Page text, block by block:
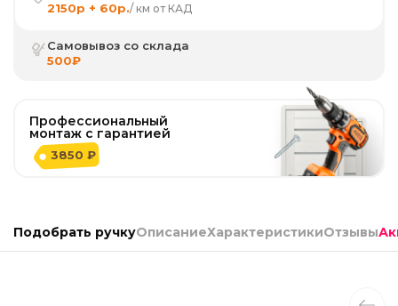
2150р + 60р./ км от КАД
Самовывоз со склада
500₽
Профессиональный
монтаж с гарантией
3850 ₽
Подобрать ручкуОписаниеХарактеристикиОтзывы